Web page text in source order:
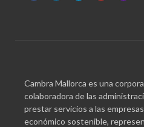
Cambra Mallorca es una
colaboradora de las
prestar servicios a las
económico sostenible,